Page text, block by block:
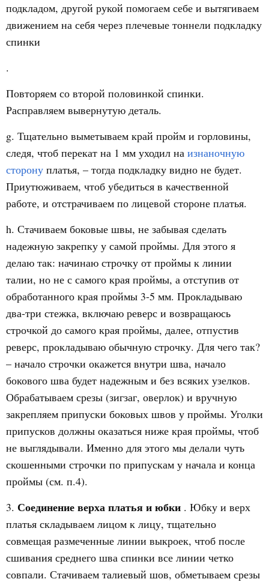
подкладом, другой рукой помогаем себе и вытягиваем
движением на себя через плечевые тоннели подкладку
спинки
.
Повторяем со второй половинкой спинки.
Расправляем вывернутую деталь.
g. Тщательно выметываем край пройм и горловины,
следя, чтоб перекат на 1 мм уходил на изнаночную
сторону платья, – тогда подкладку видно не будет.
Приутюживаем, чтоб убедиться в качественной
работе, и отстрачиваем по лицевой стороне платья.
h. Стачиваем боковые швы, не забывая сделать
надежную закрепку у самой проймы. Для этого я
делаю так: начинаю строчку от проймы к линии
талии, но не с самого края проймы, а отступив от
обработанного края проймы 3-5 мм. Прокладываю
два-три стежка, включаю реверс и возвращаюсь
строчкой до самого края проймы, далее, отпустив
реверс, прокладываю обычную строчку. Для чего так?
– начало строчки окажется внутри шва, начало
бокового шва будет надежным и без всяких узелков.
Обрабатываем срезы (зигзаг, оверлок) и вручную
закрепляем припуски боковых швов у проймы. Уголки
припусков должны оказаться ниже края проймы, чтоб
не выглядывали. Именно для этого мы делали чуть
скошенными строчки по припускам у начала и конца
проймы (см. п.4).
3. Соединение верха платья и юбки . Юбку и верх
платья складываем лицом к лицу, тщательно
совмещая размеченные линии выкроек, чтоб после
сшивания среднего шва спинки все линии четко
совпали. Стачиваем талиевый шов, обметываем срезы